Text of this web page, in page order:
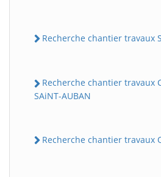
Recherche chantier travaux
Recherche chantier travaux
SAiNT-AUBAN
Recherche chantier travaux